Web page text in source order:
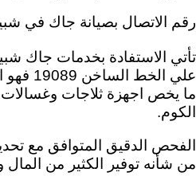
رقم الاتصال بصيانة جاك في
تأتي الاستفادة بخدمات جاك
علي
ما يخص اجهزة ثلاجات
الكوم.
الفحص الدقيق المتوافق مع
من شأنه توفير الكثير من المال